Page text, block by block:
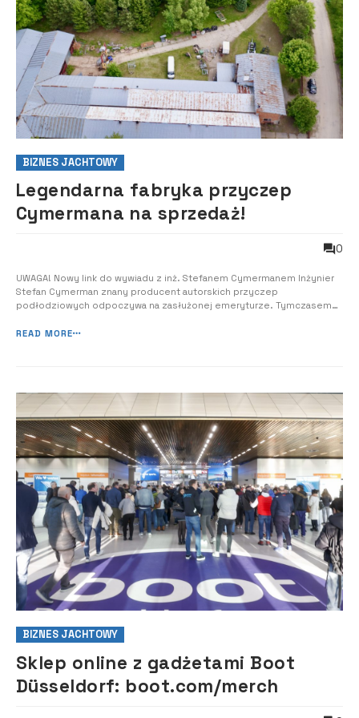
BIZNES JACHTOWY
Legendarna fabryka przyczep
Cymermana na sprzedaż!
0
UWAGA! Nowy link do wywiadu z inż. Stefanem Cymermanem Inżynier
Stefan Cymerman znany producent autorskich przyczep
podłodziowych odpoczywa na zasłużonej emeryturze. Tymczasem
Zapoznaj się z ofertą, a także prosimy przekaż ją w miarę możliwości
READ MORE
BIZNES JACHTOWY
Sklep online z gadżetami Boot
Düsseldorf: boot.com/merch